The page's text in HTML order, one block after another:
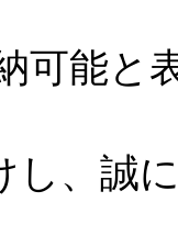
可能と
し、誠